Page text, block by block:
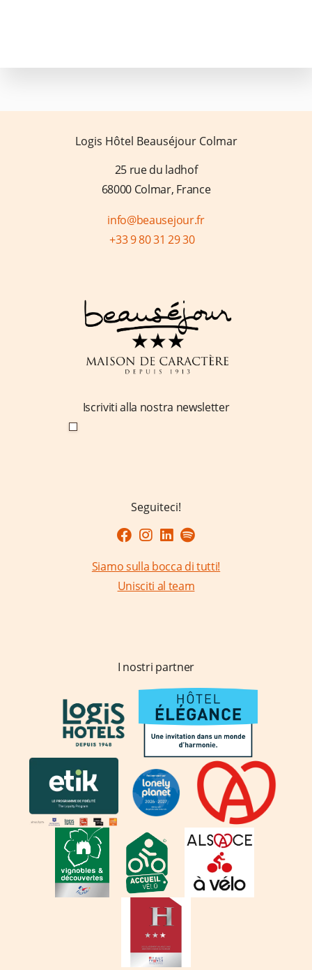
Logis Hôtel Beauséjour Colmar
25 rue du ladhof
68000 Colmar, France
info@beausejour.fr
+33 9 80 31 29 30
Iscriviti alla nostra newsletter
Seguiteci!
Siamo sulla bocca di tutti!
Unisciti al team
I nostri partner